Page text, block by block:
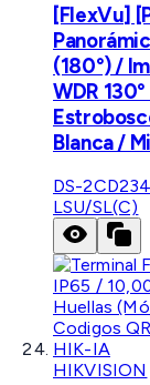
[FlexVu]
(180°) /
WDR
Blanca /
DS-
LSU/SL(C)
HIKVISION